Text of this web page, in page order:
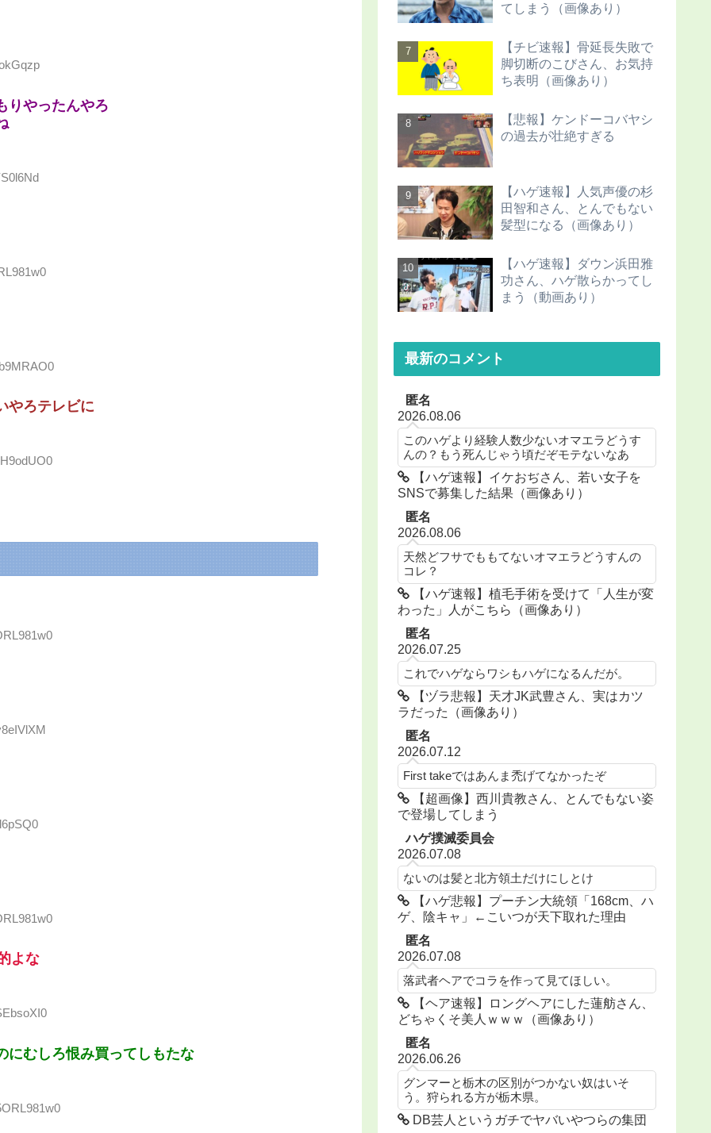
りやったんやろ
やろテレビに
よな
にむしろ恨み買ってしもたな
てしまう（画像あり）
【チビ速報】骨延長失敗で
脚切断のこびさん、お気持
ち表明（画像あり）
【悲報】ケンドーコバヤシ
の過去が壮絶すぎる
【ハゲ速報】人気声優の杉
田智和さん、とんでもない
髪型になる（画像あり）
【ハゲ速報】ダウン浜田雅
功さん、ハゲ散らかってし
まう（動画あり）
最新のコメント
匿名
2026.08.06
このハゲより経験人数少ないオマエラどうす
んの？もう死んじゃう頃だぞモテないなあ
【ハゲ速報】イケおぢさん、若い女子を
SNSで募集した結果（画像あり）
匿名
2026.08.06
天然どフサでももてないオマエラどうすんの
コレ？
【ハゲ速報】植毛手術を受けて「人生が変
わった」人がこちら（画像あり）
匿名
2026.07.25
これでハゲならワシもハゲになるんだが。
【ヅラ悲報】天才JK武豊さん、実はカツ
ラだった（画像あり）
匿名
2026.07.12
First takeではあんま禿げてなかったぞ
【超画像】西川貴教さん、とんでもない姿
で登場してしまう
ハゲ撲滅委員会
2026.07.08
ないのは髪と北方領土だけにしとけ
【ハゲ悲報】プーチン大統領「168cm、ハ
ゲ、陰キャ」←こいつが天下取れた理由
匿名
2026.07.08
落武者ヘアでコラを作って見てほしい。
【ヘア速報】ロングヘアにした蓮舫さん、
どちゃくそ美人ｗｗｗ（画像あり）
匿名
2026.06.26
グンマーと栃木の区別がつかない奴はいそ
う。狩られる方が栃木県。
DB芸人というガチでヤバいやつらの集団